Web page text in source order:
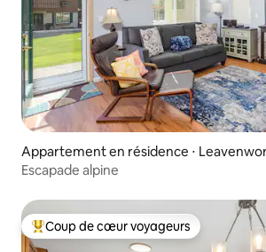
Appartement en résidence ⋅
Escapade alpine
Coups de cœur voyageurs les plus
Coup de cœur voyageurs